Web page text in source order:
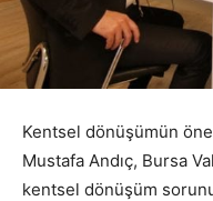
Kentsel dönüşümün
Mustafa Andıç, Bursa
kentsel dönüşüm